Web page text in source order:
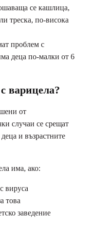
се кашлица,
треска, по-висока
проблем с
деца по-малки от 6
варицела?
от
случаи се срещат
и възрастните
има, ако:
вируса
това
заведение